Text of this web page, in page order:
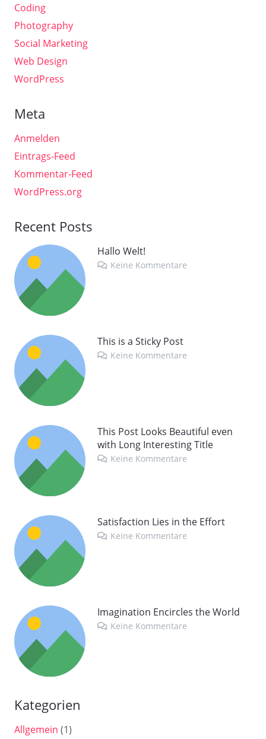
Coding
Photography
Social Marketing
Web Design
WordPress
Meta
Anmelden
Eintrags-Feed
Kommentar-Feed
WordPress.org
Recent Posts
Hallo Welt!
Keine Kommentare
This is a Sticky Post
Keine Kommentare
This Post Looks Beautiful even
with Long Interesting Title
Keine Kommentare
Satisfaction Lies in the Effort
Keine Kommentare
Imagination Encircles the World
Keine Kommentare
Kategorien
Allgemein (1)